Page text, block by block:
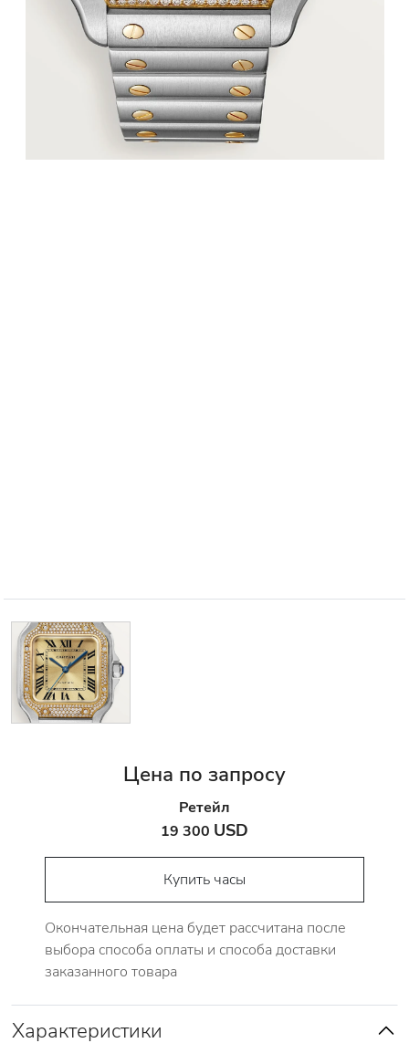
Цена по запросу
Ретейл
19 300 USD
Купить часы
Окончательная цена будет рассчитана после
выбора способа оплаты и способа доставки
заказанного товара
Характеристики